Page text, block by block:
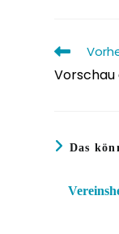
Weitere
ansehen
Das